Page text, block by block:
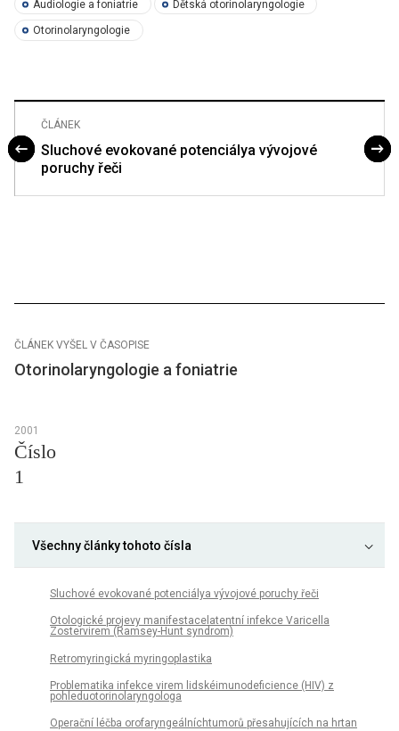
Audiologie a foniatrie Dětská otorinolaryngologie
Otorinolaryngologie
ČLÁNEK
Sluchové evokované potenciálya vývojové
poruchy řeči
ČLÁNEK VYŠEL V ČASOPISE
Otorinolaryngologie a foniatrie
2001
Číslo
1
Všechny články tohoto čísla
Sluchové evokované potenciálya vývojové poruchy řeči
Otologické projevy manifestacelatentní infekce Varicella
Zostervirem (Ramsey-Hunt syndrom)
Retromyringická myringoplastika
Problematika infekce virem lidskéimunodeficience (HIV) z
pohleduotorinolaryngologa
Operační léčba orofaryngeálníchtumorů přesahujících na hrtan